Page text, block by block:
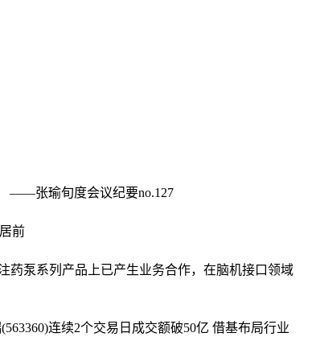
——张瑜旬度会议纪要no.127
前
药泵系列产品上已产生业务合作，在脑机接口领域
连续2个交易日成交额破50亿 借基布局行业